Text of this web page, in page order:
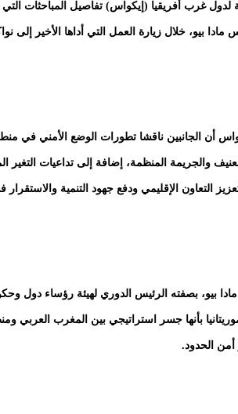
لدول غرب أفريقيا (إيكواس) تفاصيل المباحثات
خلال زيارة العمل التي أداها الأخير إلى نواكشوط يومي 15
أن الجانبين ناقشا تطورات الوضع الأمني في
والجريمة المنظمة، إضافة إلى تداعيات التغير
التعاون الإقليمي ودفع جهود التنمية
بيو، بصفته الرئيس الدوري لهيئة رؤساء دول
بأنها جسر استراتيجي بين المغرب العربي
الحدود.